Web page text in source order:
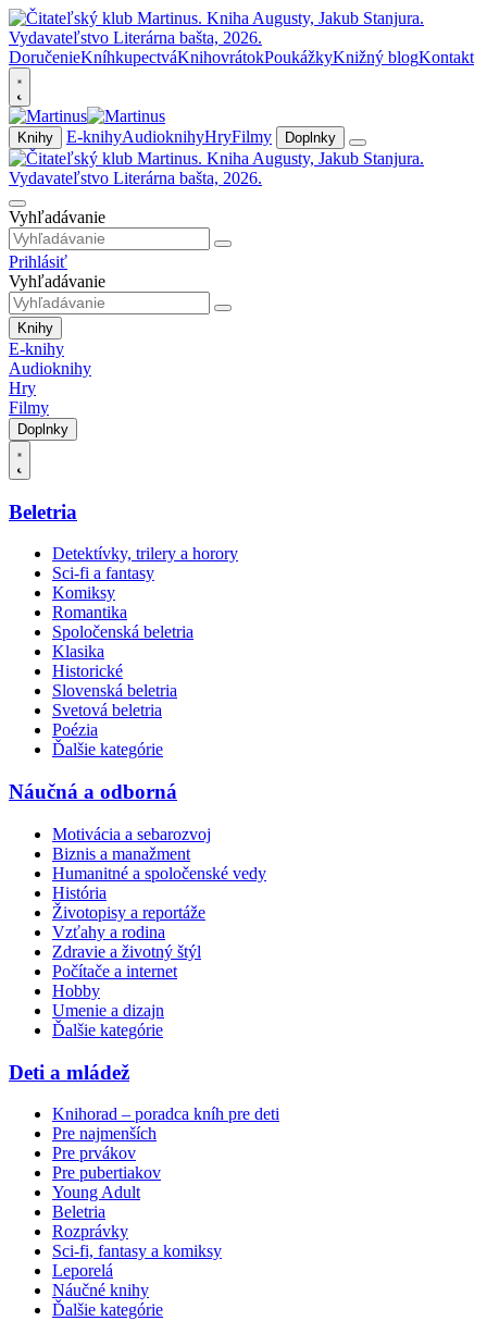
DoručenieKníhkupectváKnihovrátokPoukážkyKnižný blogKontakt
Knihy E-knihyAudioknihyHryFilmy Doplnky
Vyhľadávanie
Prihlásiť
Vyhľadávanie
Knihy
E-knihy
Audioknihy
Hry
Filmy
Doplnky
Beletria
Detektívky, trilery a horory
Sci-fi a fantasy
Komiksy
Romantika
Spoločenská beletria
Klasika
Historické
Slovenská beletria
Svetová beletria
Poézia
Ďalšie kategórie
Náučná a odborná
Motivácia a sebarozvoj
Biznis a manažment
Humanitné a spoločenské vedy
História
Životopisy a reportáže
Vzťahy a rodina
Zdravie a životný štýl
Počítače a internet
Hobby
Umenie a dizajn
Ďalšie kategórie
Deti a mládež
Knihorad – poradca kníh pre deti
Pre najmenších
Pre prvákov
Pre pubertiakov
Young Adult
Beletria
Rozprávky
Sci-fi, fantasy a komiksy
Leporelá
Náučné knihy
Ďalšie kategórie